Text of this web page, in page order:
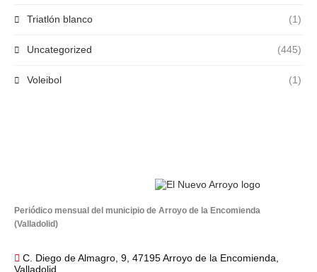
Triatlón blanco (1)
Uncategorized (445)
Voleibol (1)
Periódico mensual del municipio de Arroyo de la Encomienda
(Valladolid)
C. Diego de Almagro, 9, 47195 Arroyo de la Encomienda,
Valladolid